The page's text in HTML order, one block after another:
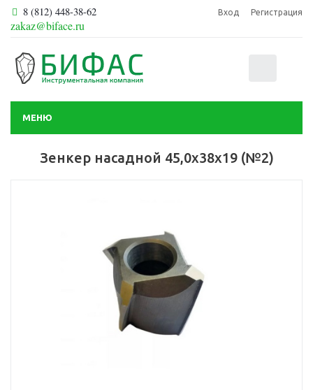
8 (812) 448-38-62
zakaz@biface.ru
Вход Регистрация
МЕНЮ
Зенкер насадной 45,0х38х19 (№2)